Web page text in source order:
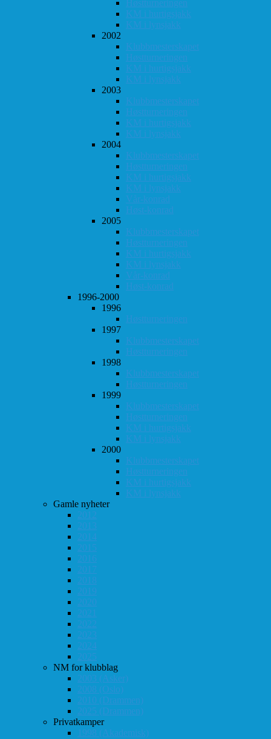
Høstturneringen
KM i hurtigsjakk
KM i lynsjakk
2002
Klubbmesterskapet
Høstturneringen
KM i hurtigsjakk
KM i lynsjakk
2003
Klubbmesterskapet
Høstturneringen
KM i hurtigsjakk
KM i lynsjakk
2004
Klubbmesterskapet
Høstturneringen
KM i hurtigsjakk
KM i lynsjakk
Vår-konrad
Høst-konrad
2005
Klubbmesterskapet
Høstturneringen
KM i hurtigsjakk
KM i lynsjakk
Vår-konrad
Høst-konrad
1996-2000
1996
Høstturneringen
1997
Klubbmesterskapet
Høstturneringen
1998
Klubbmesterskapet
Høstturneringen
1999
Klubbmesterskapet
Høstturneringen
KM i hurtigsjakk
KM i lynsjakk
2000
Klubbmesterskapet
Høstturneringen
KM i hurtigsjakk
KM i lynsjakk
Gamle nyheter
2012
2013
2014
2015
2016
2017
2018
2019
2020
2021
2022
2023
2024
2025
NM for klubblag
2003 (Asker)
2008 (Oslo)
2010 (Drammen)
2025 (Drammen)
Privatkamper
1998 (Akademisk)